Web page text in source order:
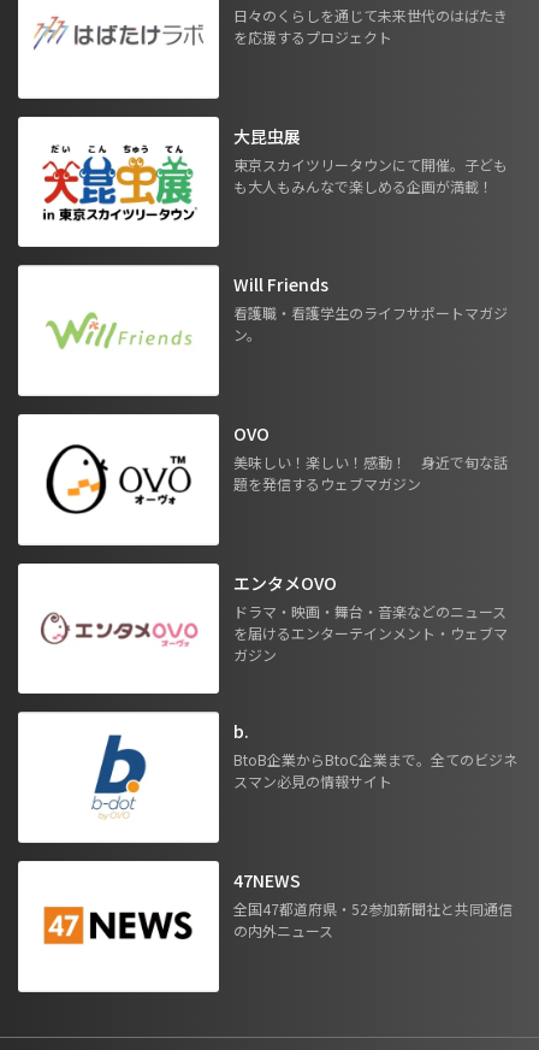
日々のくらしを通じて未来世代のはばたき
を応援するプロジェクト
大昆虫展
東京スカイツリータウンにて開催。子ども
も大人もみんなで楽しめる企画が満載！
Will Friends
看護職・看護学生のライフサポートマガジ
ン。
OVO
美味しい！楽しい！感動！ 身近で旬な話
題を発信するウェブマガジン
エンタメOVO
ドラマ・映画・舞台・音楽などのニュース
を届けるエンターテインメント・ウェブマ
ガジン
b.
BtoB企業からBtoC企業まで。全てのビジネ
スマン必見の情報サイト
47NEWS
全国47都道府県・52参加新聞社と共同通信
の内外ニュース